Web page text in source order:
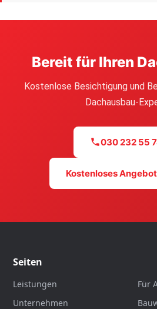
Bereit für Ihren
Kostenlose Besichtigung und
Dachausbau-
030 232 55
Kostenloses
Seiten
Leistungen
Für
Unternehmen